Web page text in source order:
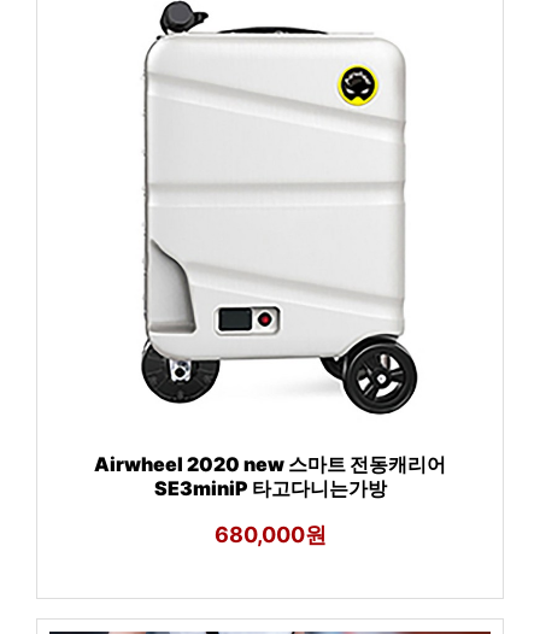
Airwheel 2020 new 스마트 전동캐리어
SE3miniP 타고다니는가방
680,000원